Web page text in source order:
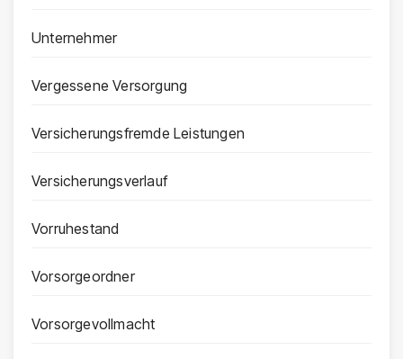
Unternehmer
Vergessene Versorgung
Versicherungsfremde Leistungen
Versicherungsverlauf
Vorruhestand
Vorsorgeordner
Vorsorgevollmacht